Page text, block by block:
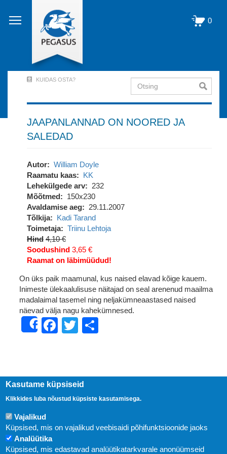
edasi
põhisisu
0
Account
Menu
(logged
KUIDAS OSTA? Otsing
JAAPANLANNAD ON NOORED JA
SALEDAD
Autor
William Doyle
Raamatu kaas
KK
Lehekülgede arv
232
Mõõtmed
150x230
Avaldamise aeg
29.11.2007
Tõlkija
Kadi Tarand
Toimetaja
Triinu Lehtoja
Hind 4,10 €
Soodushind 3,65 €
Raamat on läbimüüdud!
On üks paik maamunal, kus naised elavad kõige kauem.
Inimeste ülekaalulisuse näitajad on seal arenenud maailma
madalaimal tasemel ning neljakümneaastased naised
näevad välja nagu kahekümnesed.
ShareFacebook
Twitter
Uudised
Kasutame küpsiseid
Klikkides luba nõustud küpsiste kasutamisega.
Vajalikud
Küpsised, mis on vajalikud veebisaidi põhifunktsioonide jaoks
Analüütika
Küpsised, mis edastavad analüütikatarkvarale anonüümseid